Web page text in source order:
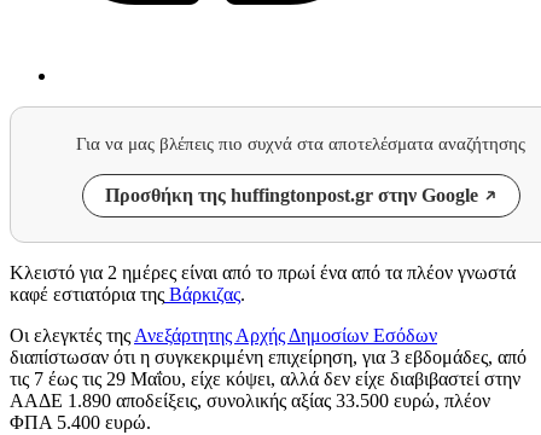
Για να μας βλέπεις πιο συχνά στα αποτελέσματα αναζήτησης
Προσθήκη της huffingtonpost.gr στην Google
Κλειστό για 2 ημέρες είναι από το πρωί ένα από τα πλέον γνωστά
καφέ εστιατόρια της Βάρκιζας.
Οι ελεγκτές της Ανεξάρτητης Αρχής Δημοσίων Εσόδων
διαπίστωσαν ότι η συγκεκριμένη επιχείρηση, για 3 εβδομάδες, από
τις 7 έως τις 29 Μαΐου, είχε κόψει, αλλά δεν είχε διαβιβαστεί στην
ΑΑΔΕ 1.890 αποδείξεις, συνολικής αξίας 33.500 ευρώ, πλέον
ΦΠΑ 5.400 ευρώ.